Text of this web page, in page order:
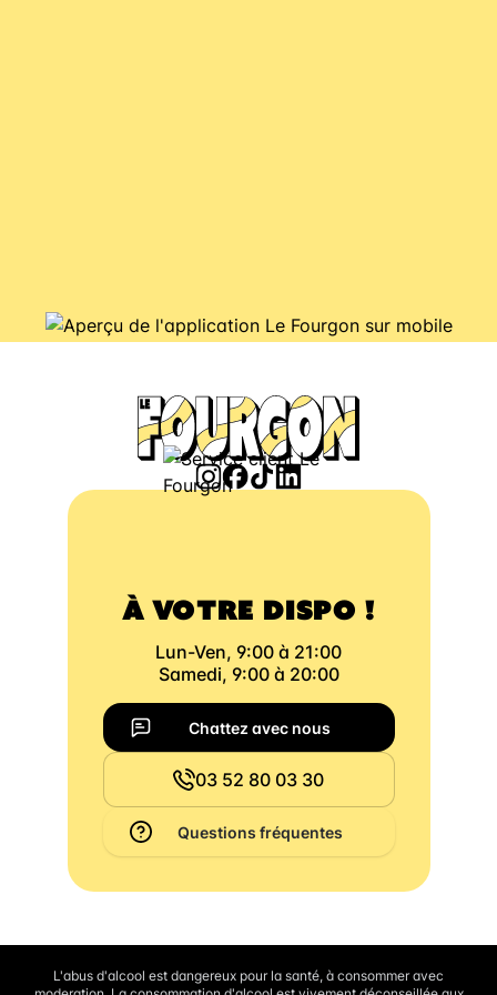
À VOTRE DISPO !
Lun-Ven, 9:00 à 21:00
Samedi, 9:00 à 20:00
Chattez avec nous
03 52 80 03 30
Questions fréquentes
L'abus d'alcool est dangereux pour la santé, à consommer avec